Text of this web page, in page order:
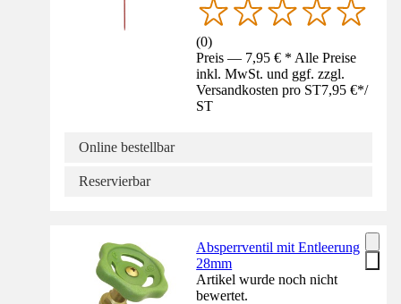
(0)
Preis — 7,95 € * Alle Preise
inkl. MwSt. und ggf. zzgl.
Versandkosten pro ST7,95 €*/
ST
Online bestellbar
Reservierbar
Absperrventil mit Entleerung
28mm
Artikel wurde noch nicht
bewertet.